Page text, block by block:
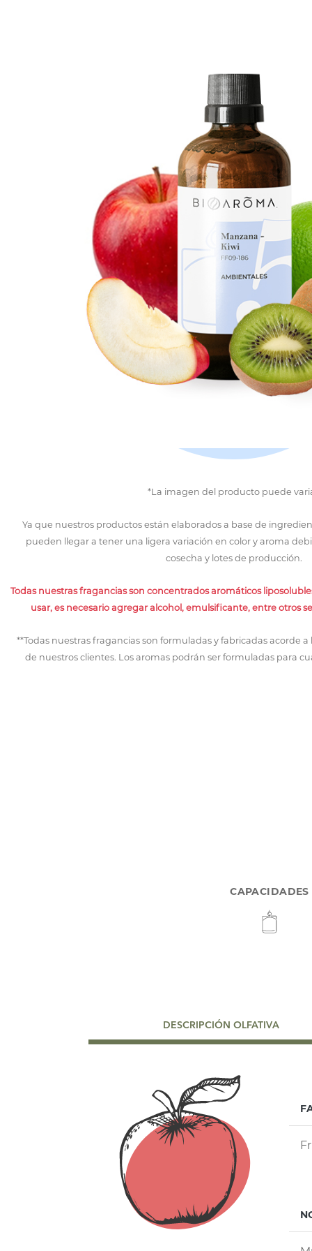
*La imagen del producto puede
Ya que nuestros productos están elaborados a base de
pueden llegar a tener una ligera variación en color y aroma
cosecha y lotes de producción.
Todas nuestras fragancias son concentrados aromáticos
usar, es necesario agregar alcohol, emulsificante, entre otros
**Todas nuestras fragancias son formuladas y fabricadas acorde
de nuestros clientes. Los aromas podrán ser formuladas para
CAPACIDADES
DESCRIPCIÓN OLFATIVA